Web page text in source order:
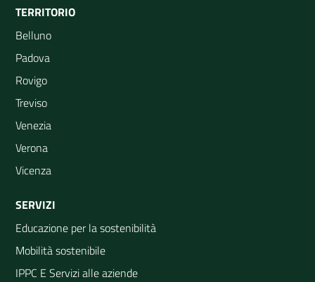
TERRITORIO
Belluno
Padova
Rovigo
Treviso
Venezia
Verona
Vicenza
SERVIZI
Educazione per la sostenibilità
Mobilità sostenibile
IPPC E Servizi alle aziende